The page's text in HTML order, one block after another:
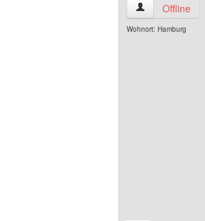
Offline
Wohnort: Hamburg